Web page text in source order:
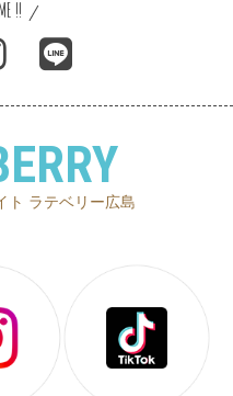
!!
ト ラテベリー広島